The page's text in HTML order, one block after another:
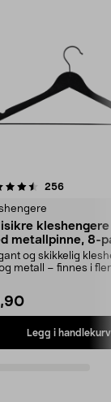
256
metallpinne, 8-
og skikkelig
metall – finnes i
Legg i handlekurv
4.5av 5 stjerner